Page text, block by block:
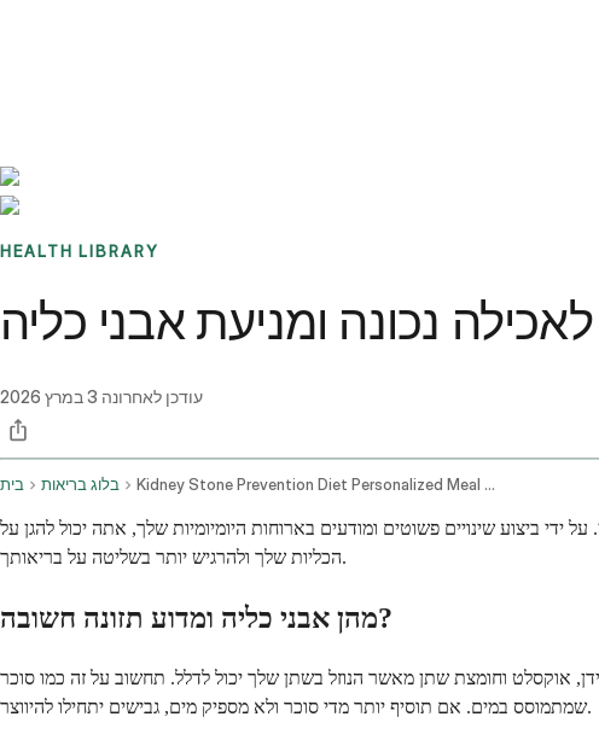
HEALTH LIBRARY
נכונה ומניעת אבני כליה
עודכן לאחרונה 3 במרץ 2026
בית בלוג בריאות Kidney Stone Prevention Diet Personalized Meal Plans
ביצוע שינויים פשוטים ומודעים בארוחות היומיומיות שלך, אתה יכול להגן על
הכליות שלך ולהרגיש יותר בשליטה על בריאותך.
מהן אבני כליה ומדוע תזונה חשובה?
אוקסלט וחומצת שתן מאשר הנוזל בשתן שלך יכול לדלל. תחשוב על זה כמו סוכר
שמתמוסס במים. אם תוסיף יותר מדי סוכר ולא מספיק מים, גבישים יתחילו להיווצר.